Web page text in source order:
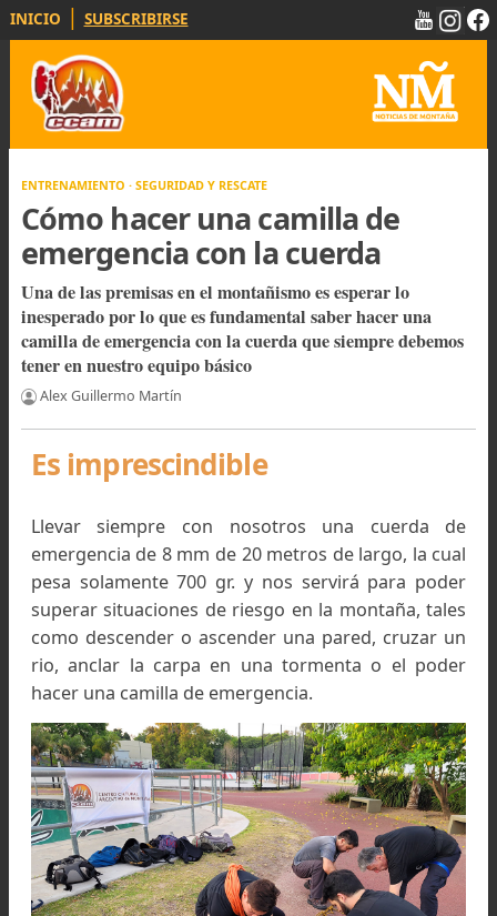
INICIO | SUBSCRIBIRSE
ENTRENAMIENTO · SEGURIDAD Y RESCATE
Cómo hacer una camilla de
emergencia con la cuerda
Una de las premisas en el montañismo es esperar lo
inesperado por lo que es fundamental saber hacer una
camilla de emergencia con la cuerda que siempre
tener en nuestro equipo básico
Es imprescindible
Llevar siempre con nosotros una cuerda
emergencia de 8 mm de 20 metros de largo, la
pesa solamente 700 gr. y nos servirá para
superar situaciones de riesgo en la montaña,
como descender o ascender una pared, cruzar
rio, anclar la carpa en una tormenta o el
hacer una camilla de emergencia.